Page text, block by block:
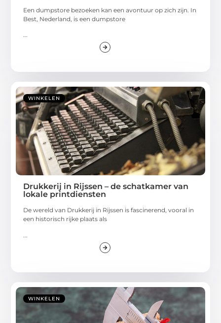
Een dumpstore bezoeken kan een avontuur op zich zijn. In
Best, Nederland, is een dumpstore
...
WINKELEN
Drukkerij in Rijssen – de schatkamer van
lokale printdiensten
De wereld van Drukkerij in Rijssen is fascinerend, vooral in
een historisch rijke plaats als
WINKELEN